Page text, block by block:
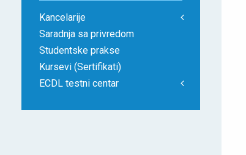
Kancelarije
Saradnja sa privredom
Studentske prakse
Kursevi (Sertifikati)
ECDL testni centar